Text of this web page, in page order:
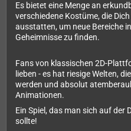
Es bietet eine Menge an
verschiedene Kostüme, die
ausstatten, um neue Bereiche
Geheimnisse zu finden.
Fans von klassischen 2D-
lieben - es hat riesige Welten,
werden und absolut
Animationen.
Ein Spiel, das man sich auf der
sollte!